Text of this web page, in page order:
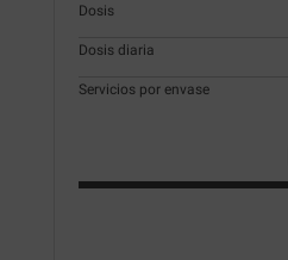
Dosis
Dosis diaria
Servicios por envase